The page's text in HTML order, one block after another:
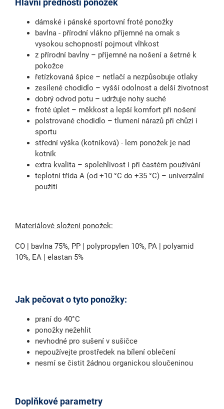
Hlavní přednosti ponožek
dámské i pánské sportovní froté ponožky
bavlna - přírodní vlákno příjemné na omak s
vysokou schopností pojmout vlhkost
z přírodní bavlny – příjemné na nošení a šetrné k
pokožce
řetízkovaná špice – netlačí a nezpůsobuje otlaky
zesílené chodidlo – vyšší odolnost a delší životnost
dobrý odvod potu – udržuje nohy suché
froté úplet – měkkost a lepší komfort při nošení
polstrované chodidlo – tlumení nárazů při chůzi i
sportu
střední výška (kotníková) - lem ponožek je nad
kotník
extra kvalita – spolehlivost i při častém používání
teplotní třída A (od +10 °C do +35 °C) – univerzální
použití
Materiálové složení ponožek:
CO | bavlna 75%, PP | polypropylen 10%, PA | polyamid
10%, EA | elastan 5%
Jak pečovat o tyto ponožky:
praní do 40°C
ponožky nežehlit
nevhodné pro sušení v sušičce
nepoužívejte prostředek na bílení oblečení
nesmí se čistit žádnou organickou sloučeninou
Doplňkové parametry